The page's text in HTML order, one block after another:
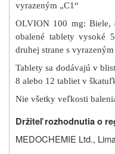
vyrazeným „C1“
OLVION 100 mg: Biele,
obalené tablety vysoké
druhej strane s vyrazeným
Tablety sa dodávajú v
8 alebo 12 tabliet v
Nie všetky veľkosti
Držiteľ rozhodnutia o
MEDOCHEMIE Ltd.,